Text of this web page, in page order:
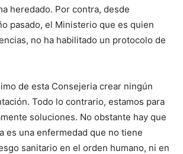
heredado. Por contra, desde
pasado, el Ministerio que es quien
no ha habilitado un protocolo de
de esta Consejeria crear ningún
Todo lo contrario, estamos para
soluciones. No obstante hay que
es una enfermedad que no tiene
sanitario en el orden humano, ni en